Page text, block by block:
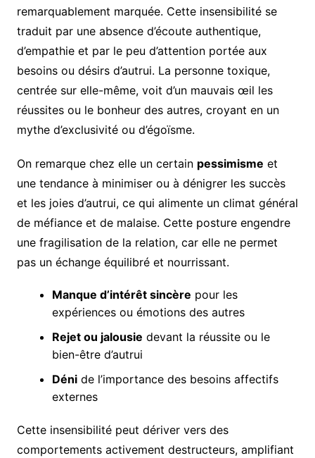
remarquablement marquée. Cette insensibilité se
traduit par une absence d’écoute authentique,
d’empathie et par le peu d’attention portée aux
besoins ou désirs d’autrui. La personne toxique,
centrée sur elle-même, voit d’un mauvais œil les
réussites ou le bonheur des autres, croyant en un
mythe d’exclusivité ou d’égoïsme.
On remarque chez elle un certain pessimisme et
une tendance à minimiser ou à dénigrer les succès
et les joies d’autrui, ce qui alimente un climat général
de méfiance et de malaise. Cette posture engendre
une fragilisation de la relation, car elle ne permet
pas un échange équilibré et nourrissant.
Manque d’intérêt sincère pour les
expériences ou émotions des autres
Rejet ou jalousie devant la réussite ou le
bien-être d’autrui
Dénide l’importance des besoins affectifs
externes
Cette insensibilité peut dériver vers des
comportements activement destructeurs, amplifiant